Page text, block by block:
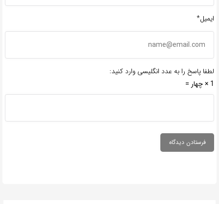
ایمیل*
لطفا پاسخ را به عدد انگلیسی وارد کنید:
1 × چهار =